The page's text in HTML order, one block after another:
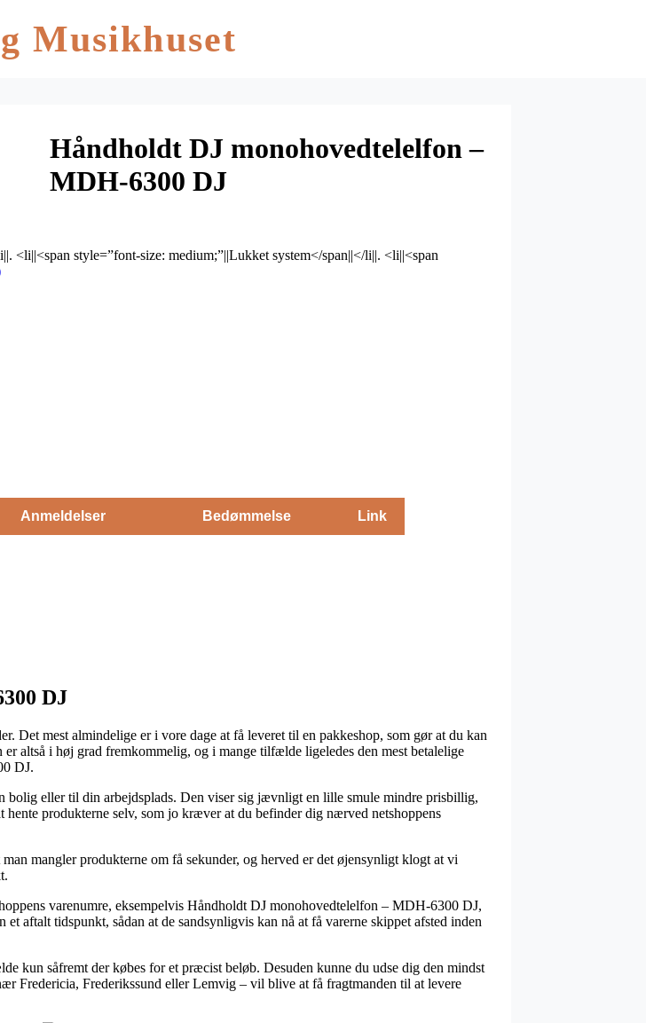
Musikhuset
Håndholdt DJ monohovedtelelfon –
MDH-6300 DJ
<li||<span style=”font-size: medium;”||Lukket system</span||</li||. <li||<span
Anmeldelser Bedømmelse Link
DJ
Det mest almindelige er i vore dage at få leveret til en pakkeshop, som gør at du kan
altså i høj grad fremkommelig, og i mange tilfælde ligeledes den mest betalelige
DJ.
eller til din arbejdsplads. Den viser sig jævnligt en lille smule mindre prisbillig,
produkterne selv, som jo kræver at du befinder dig nærved netshoppens
mangler produkterne om få sekunder, og herved er det øjensynligt klogt at vi
varenumre, eksempelvis Håndholdt DJ monohovedtelelfon – MDH-6300 DJ,
aftalt tidspunkt, sådan at de sandsynligvis kan nå at få varerne skippet afsted inden
kun såfremt der købes for et præcist beløb. Desuden kunne du udse dig den mindst
Fredericia, Frederikssund eller Lemvig – vil blive at få fragtmanden til at levere